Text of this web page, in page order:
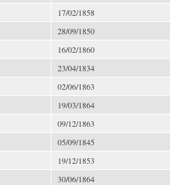
17/02/1858
28/09/1850
16/02/1860
23/04/1834
02/06/1863
19/03/1864
09/12/1863
05/09/1845
19/12/1853
30/06/1864